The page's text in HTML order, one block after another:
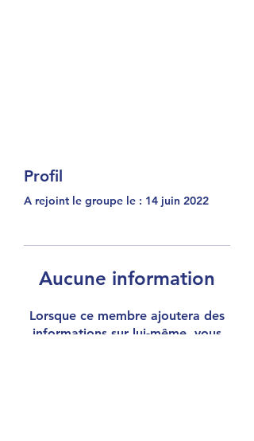
Profil
A rejoint le groupe le : 14 juin 2022
Aucune information
Lorsque ce membre ajoutera des
informations sur lui-même, vous